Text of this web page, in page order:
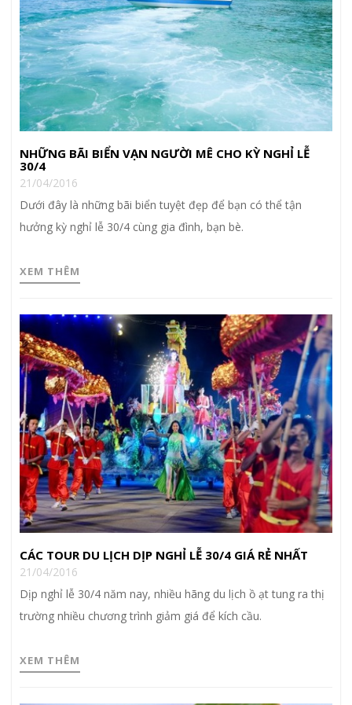
NHỮNG BÃI BIỂN VẠN NGƯỜI MÊ CHO KỲ NGHỈ LỄ
30/4
21/04/2016
Dưới đây là những bãi biển tuyệt đẹp để bạn có thể tận
hưởng kỳ nghỉ lễ 30/4 cùng gia đình, bạn bè.
XEM THÊM
CÁC TOUR DU LỊCH DỊP NGHỈ LỄ 30/4 GIÁ RẺ NHẤT
21/04/2016
Dịp nghỉ lễ 30/4 năm nay, nhiều hãng du lịch ồ ạt tung ra thị
trường nhiều chương trình giảm giá để kích cầu.
XEM THÊM